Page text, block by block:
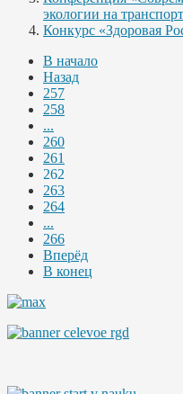
экологии на
Конкурс «Здоровая
В начало
Назад
257
258
...
260
261
262
263
264
...
266
Вперёд
В конец